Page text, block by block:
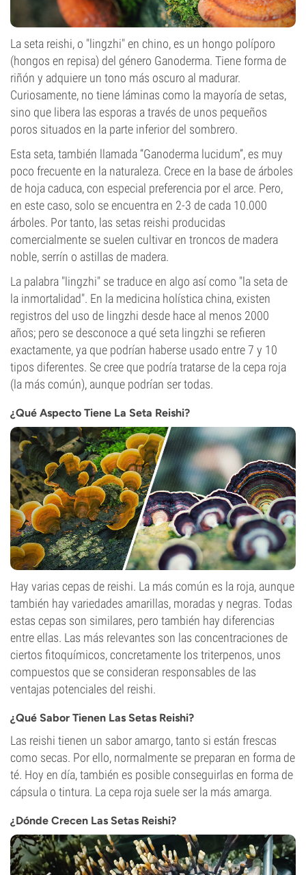
La seta reishi, o "lingzhi" en chino, es un hongo políporo
(hongos en repisa) del género Ganoderma. Tiene forma de
riñón y adquiere un tono más oscuro al madurar.
Curiosamente, no tiene láminas como la mayoría de setas,
sino que libera las esporas a través de unos pequeños
poros situados en la parte inferior del sombrero.
Esta seta, también llamada “Ganoderma lucidum”, es muy
poco frecuente en la naturaleza. Crece en la base de árboles
de hoja caduca, con especial preferencia por el arce. Pero,
en este caso, solo se encuentra en 2-3 de cada 10.000
árboles. Por tanto, las setas reishi producidas
comercialmente se suelen cultivar en troncos de madera
noble, serrín o astillas de madera.
La palabra "lingzhi" se traduce en algo así como "la seta de
la inmortalidad". En la medicina holística china, existen
registros del uso de lingzhi desde hace al menos 2000
años; pero se desconoce a qué seta lingzhi se refieren
exactamente, ya que podrían haberse usado entre 7 y 10
tipos diferentes. Se cree que podría tratarse de la cepa roja
(la más común), aunque podrían ser todas.
¿Qué Aspecto Tiene La Seta Reishi?
Hay varias cepas de reishi. La más común es la roja, aunque
también hay variedades amarillas, moradas y negras. Todas
estas cepas son similares, pero también hay diferencias
entre ellas. Las más relevantes son las concentraciones de
ciertos fitoquímicos, concretamente los triterpenos, unos
compuestos que se consideran responsables de las
ventajas potenciales del reishi.
¿Qué Sabor Tienen Las Setas Reishi?
Las reishi tienen un sabor amargo, tanto si están frescas
como secas. Por ello, normalmente se preparan en forma de
té. Hoy en día, también es posible conseguirlas en forma de
cápsula o tintura. La cepa roja suele ser la más amarga.
¿Dónde Crecen Las Setas Reishi?